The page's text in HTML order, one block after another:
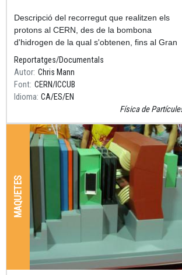
Resum
Descripció del recorregut que realitzen els
protons al CERN, des de la bombona
d'hidrogen de la qual s'obtenen, fins al Gran
Accelerador d'Hadrons (LHC), passant per
diversos acceleradors intermitj
Reportatges/Documentals
Autor Chris Mann
Font CERN/ICCUB
Idioma CA ES EN
Física de
MAQUETES